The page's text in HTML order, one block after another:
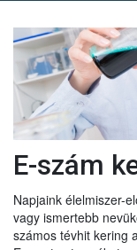
E-szám
Napjaink élelmiszer-
vagy ismertebb
számos tévhit kering